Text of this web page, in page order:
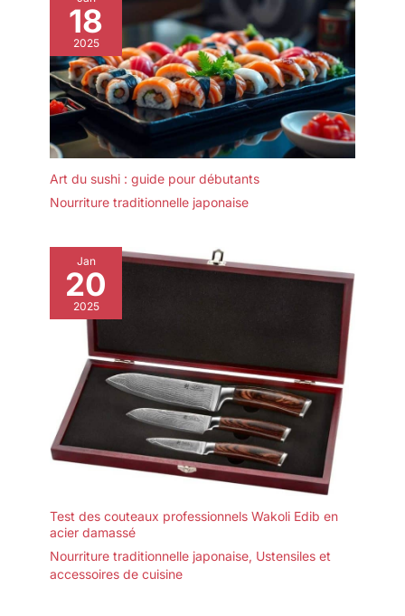
un savoir-faire élégant,
qui sont des cadeaux
idéaux pour Noël, les
anniversaires, les
anniversaires, etc.
des produits
authentiques et raffinés,
dédiés à la gastronomie
japonaise (produits
roses) et à la cuisine
coréenne (produits
jaunes)
18
2025
Art du sushi : guide pour débutants
Nourriture traditionnelle japonaise
Jan
20
2025
Test des couteaux professionnels Wakoli Edib en
acier damassé
Nourriture traditionnelle japonaise, Ustensiles et
accessoires de cuisine